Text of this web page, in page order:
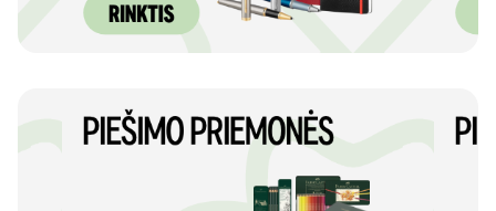
Ne